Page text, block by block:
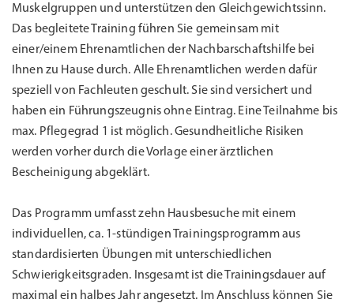
Muskelgruppen und unterstützen den Gleichgewichtssinn.
Das begleitete Training führen Sie gemeinsam mit
einer/einem Ehrenamtlichen der Nachbarschaftshilfe bei
Ihnen zu Hause durch. Alle Ehrenamtlichen werden dafür
speziell von Fachleuten geschult. Sie sind versichert und
haben ein Führungszeugnis ohne Eintrag. Eine Teilnahme bis
max. Pflegegrad 1 ist möglich. Gesundheitliche Risiken
werden vorher durch die Vorlage einer ärztlichen
Bescheinigung abgeklärt.
Das Programm umfasst zehn Hausbesuche mit einem
individuellen, ca. 1-stündigen Trainingsprogramm aus
standardisierten Übungen mit unterschiedlichen
Schwierigkeitsgraden. Insgesamt ist die Trainingsdauer auf
maximal ein halbes Jahr angesetzt. Im Anschluss können Sie